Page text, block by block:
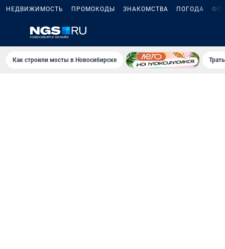
НЕДВИЖИМОСТЬ ПРОМОКОДЫ ЗНАКОМСТВА ПОГОДА
Как строили мосты в Новосибирске